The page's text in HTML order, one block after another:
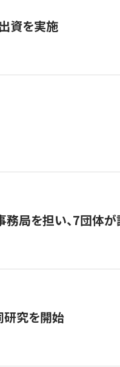
資を実施
務局を担い、7団体
研究を開始